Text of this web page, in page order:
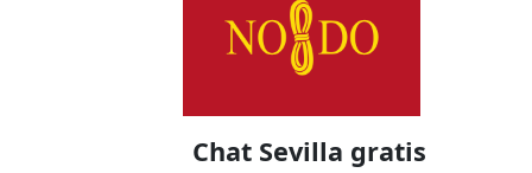
Chat Sevilla gratis